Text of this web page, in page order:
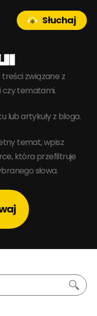
Słuchaj
treści związane z
czy tematami.
lub artykuły z bloga.
temat, wpisz
która przefiltruje
słowa.